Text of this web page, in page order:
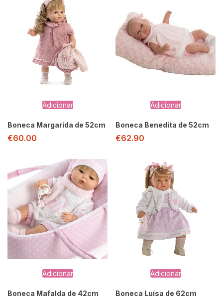
Adicionar
Boneca Margarida de 52cm
€60.00
Adicionar
Boneca Benedita de 52cm
€62.90
Adicionar
Boneca Mafalda de 42cm
Adicionar
Boneca Luísa de 62cm